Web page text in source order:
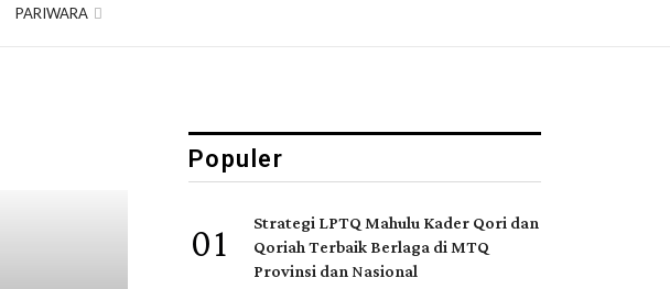
PARIWARA
Populer
01 Strategi LPTQ Mahulu Kader Qori dan
Qoriah Terbaik Berlaga di MTQ
Provinsi dan Nasional